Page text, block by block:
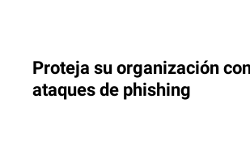
Proteja su organización
ataques de phishing